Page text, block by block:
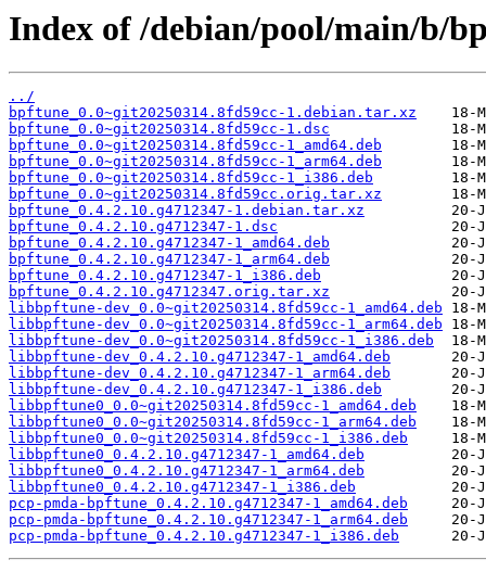
Index of /debian/pool/main/b/
../
bpftune_0.0~git20250314.8fd59cc-1.debian.tar.xz
bpftune_0.0~git20250314.8fd59cc-1.dsc
bpftune_0.0~git20250314.8fd59cc-1_amd64.deb
bpftune_0.0~git20250314.8fd59cc-1_arm64.deb
bpftune_0.0~git20250314.8fd59cc-1_i386.deb
bpftune_0.0~git20250314.8fd59cc.orig.tar.xz
bpftune_0.4.2.10.g4712347-1.debian.tar.xz
bpftune_0.4.2.10.g4712347-1.dsc
bpftune_0.4.2.10.g4712347-1_amd64.deb
bpftune_0.4.2.10.g4712347-1_arm64.deb
bpftune_0.4.2.10.g4712347-1_i386.deb
bpftune_0.4.2.10.g4712347.orig.tar.xz
libbpftune-dev_0.0~git20250314.8fd59cc-1_amd64.deb
libbpftune-dev_0.0~git20250314.8fd59cc-1_arm64.deb
libbpftune-dev_0.0~git20250314.8fd59cc-1_i386.deb
libbpftune-dev_0.4.2.10.g4712347-1_amd64.deb
libbpftune-dev_0.4.2.10.g4712347-1_arm64.deb
libbpftune-dev_0.4.2.10.g4712347-1_i386.deb
libbpftune0_0.0~git20250314.8fd59cc-1_amd64.deb
libbpftune0_0.0~git20250314.8fd59cc-1_arm64.deb
libbpftune0_0.0~git20250314.8fd59cc-1_i386.deb
libbpftune0_0.4.2.10.g4712347-1_amd64.deb
libbpftune0_0.4.2.10.g4712347-1_arm64.deb
libbpftune0_0.4.2.10.g4712347-1_i386.deb
pcp-pmda-bpftune_0.4.2.10.g4712347-1_amd64.deb
pcp-pmda-bpftune_0.4.2.10.g4712347-1_arm64.deb
pcp-pmda-bpftune_0.4.2.10.g4712347-1_i386.deb